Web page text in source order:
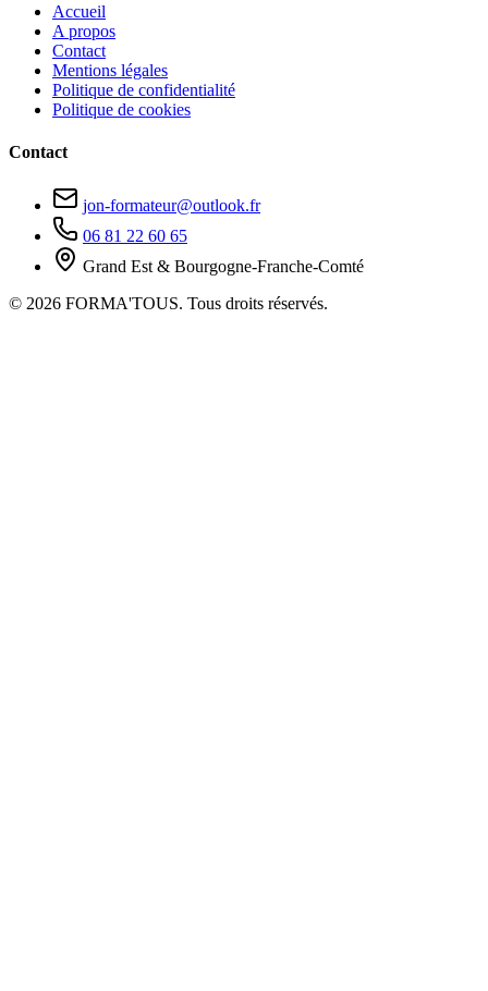
Accueil
A propos
Contact
Mentions légales
Politique de confidentialité
Politique de cookies
Contact
jon-formateur@outlook.fr
06 81 22 60 65
Grand Est & Bourgogne-Franche-Comté
© 2026 FORMA'TOUS. Tous droits réservés.